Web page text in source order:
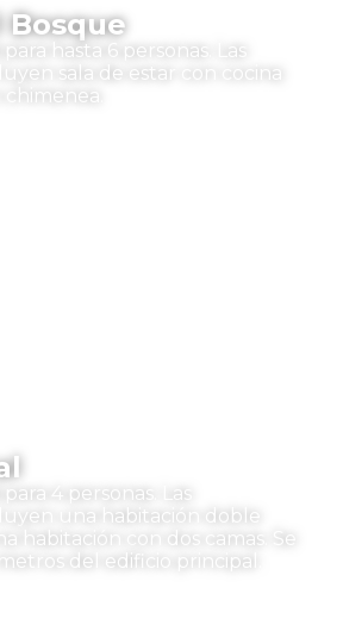
Bosque
hasta 6 personas. Las
sala de estar con cocina
4 personas. Las
una habitación doble
habitación con dos camas. Se
del edificio principal.